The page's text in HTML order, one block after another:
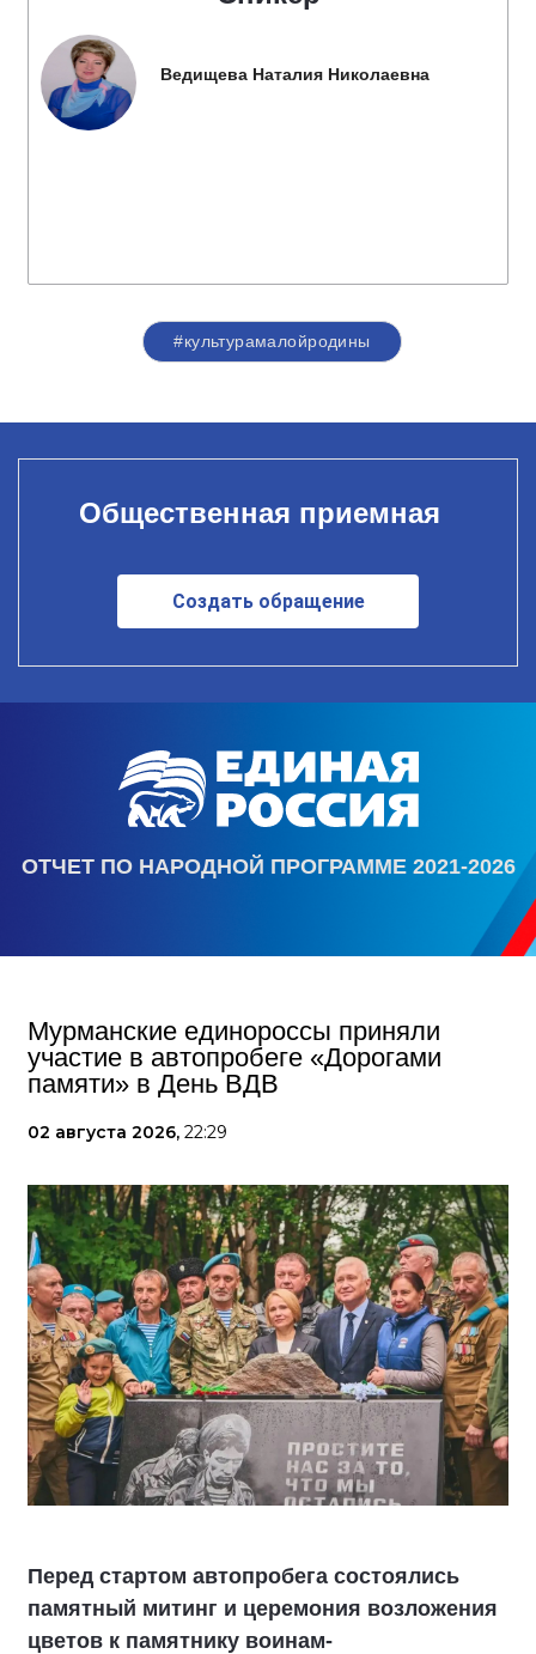
Ведищева Наталия Николаевна
#культурамалойродины
Общественная приемная
Создать обращение
ОТЧЕТ ПО НАРОДНОЙ ПРОГРАММЕ 2021-2026
Мурманские единороссы приняли
участие в автопробеге «Дорогами
памяти» в День ВДВ
02 августа 2026, 22:29
Перед стартом автопробега состоялись
памятный митинг и церемония возложения
цветов к памятнику воинам-